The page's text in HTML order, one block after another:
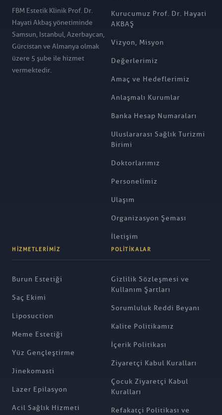
FBM Estetik Klinik Prof. Dr.
Hayati Akbaş yönetiminde
Samsun, Istanbul, Azerbaycan,
Gürcistan ve Almanya olmak
üzere 5 şube ile hizmet
vermektedir.
Kurucumuz Prof. Dr. Hayati
AKBAŞ
Vizyon, Misyon
Değerlerimiz
Amaç ve Hedeflerimiz
Anlaşmalı Kurumlar
Banka Hesap Numaraları
Uluslararası Sağlık Turizmi
Birimi
Doktorlarımız
Personelimiz
Ulaşım
Organizasyon Şeması
İletişim
HIZMETLERIMIZ
Burun Estetiği
Saç Ekimi
Liposuction
Meme Estetiği
Yüz Gençleştirme
Jinekomasti
Lazer Epilasyon
Acil Sağlık Hizmeti
POLITIKALAR
Gizlilik Sözleşmesi ve
Kullanım Şartları
Sorumluluk Reddi Beyanı
Kalite Politikamız
İçerik Politikası
Ziyaretçi Kabul Kuralları
Çocuk Ziyaretçi Kabul
Kuralları
Refakatçi Politikası ve